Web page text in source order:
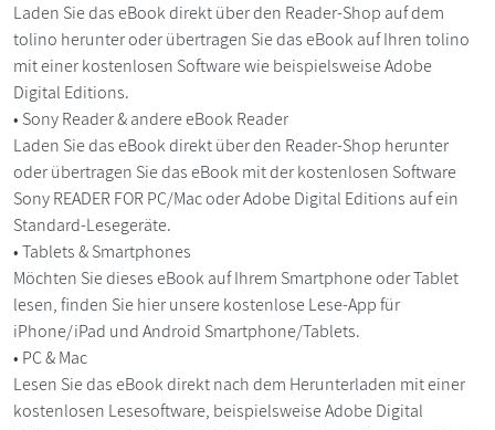
Laden Sie das eBook direkt über den Reader-Shop auf dem
tolino herunter oder übertragen Sie das eBook auf Ihren tolino
mit einer kostenlosen Software wie beispielsweise Adobe
Digital Editions.
• Sony Reader & andere eBook Reader
Laden Sie das eBook direkt über den Reader-Shop herunter
oder übertragen Sie das eBook mit der kostenlosen Software
Sony READER FOR PC/Mac oder Adobe Digital Editions auf ein
Standard-Lesegeräte.
• Tablets & Smartphones
Möchten Sie dieses eBook auf Ihrem Smartphone oder Tablet
lesen, finden Sie hier unsere kostenlose Lese-App für
iPhone/iPad und Android Smartphone/Tablets.
• PC & Mac
Lesen Sie das eBook direkt nach dem Herunterladen mit einer
kostenlosen Lesesoftware, beispielsweise Adobe Digital